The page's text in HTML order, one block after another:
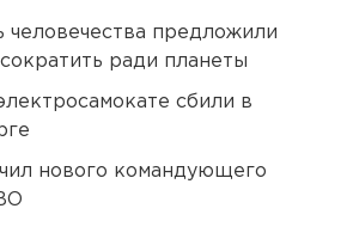
человечества предложили
ради планеты
сбили в
нового командующего